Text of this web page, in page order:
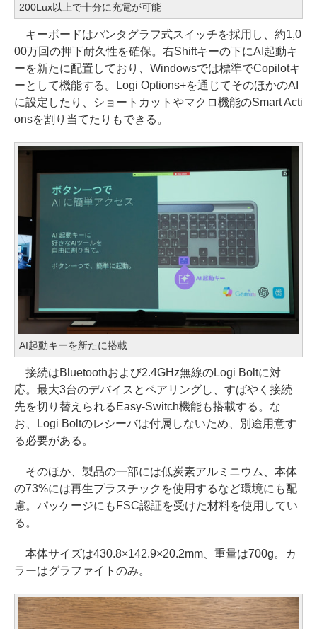
200Lux以上で十分に充電が可能
キーボードはパンタグラフ式スイッチを採用し、約1,0
00万回の押下耐久性を確保。右Shiftキーの下にAI起動キ
ーを新たに配置しており、Windowsでは標準でCopilotキ
ーとして機能する。Logi Options+を通じてそのほかのAI
に設定したり、ショートカットやマクロ機能のSmart Acti
onsを割り当てたりもできる。
AI起動キーを新たに搭載
接続はBluetoothおよび2.4GHz無線のLogi Boltに対
応。最大3台のデバイスとペアリングし、すばやく接続
先を切り替えられるEasy-Switch機能も搭載する。な
お、Logi Boltのレシーバは付属しないため、別途用意す
る必要がある。
そのほか、製品の一部には低炭素アルミニウム、本体
の73%には再生プラスチックを使用するなど環境にも配
慮。パッケージにもFSC認証を受けた材料を使用してい
る。
本体サイズは430.8×142.9×20.2mm、重量は700g。カ
ラーはグラファイトのみ。